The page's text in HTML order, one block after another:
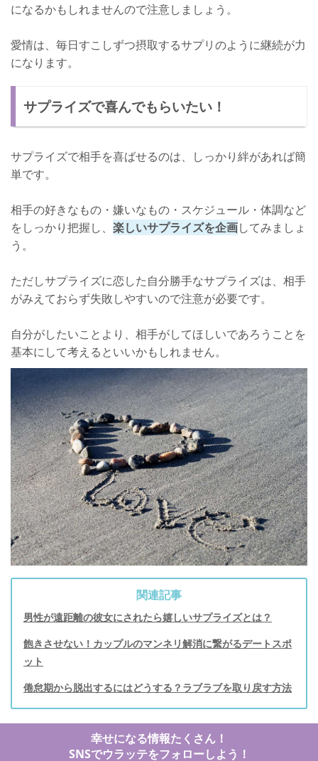
になるかもしれませんので注意しましょう。
愛情は、毎日すこしずつ摂取するサプリのように継続が力
になります。
サプライズで喜んでもらいたい！
サプライズで相手を喜ばせるのは、しっかり絆があれば簡
単です。
相手の好きなもの・嫌いなもの・スケジュール・体調など
をしっかり把握し、 楽しいサプライズを企画してみましょ
う。
ただしサプライズに恋した自分勝手なサプライズは、相手
がみえておらず失敗しやすいので注意が必要です。
自分がしたいことより、相手がしてほしいであろうことを
基本にして考えるといいかもしれません。
関連記事
男性が遠距離の彼女にされたら嬉しいサプライズとは？
飽きさせない！カップルのマンネリ解消に繋がるデートスポ
ット
倦怠期から脱出するにはどうする？ラブラブを取り戻す方法
幸せになる情報たくさん！
SNSでウラッテをフォローしよう！